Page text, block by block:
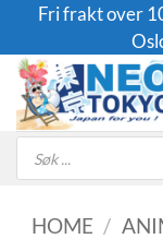
content
Fri frakt over
Products
search
HOME /